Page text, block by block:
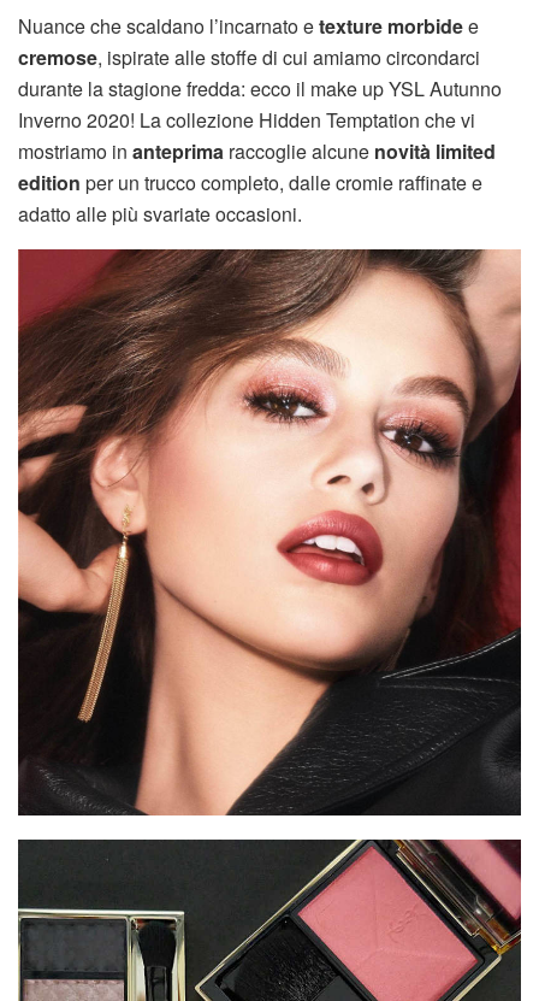
Nuance che scaldano l’incarnato etexture morbidee
cremose, ispirate alle stoffe di cui amiamo circondarci
durante la stagione fredda: ecco il make up YSL Autunno
Inverno 2020! La collezione Hidden Temptation che vi
mostriamo in anteprima raccoglie alcune novità limited
edition per un trucco completo, dalle cromie raffinate e
adatto alle più svariate occasioni.